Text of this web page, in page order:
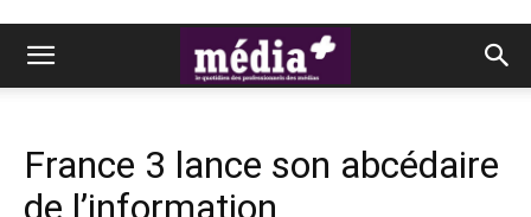
France 3 lance son abcédaire
de l’information